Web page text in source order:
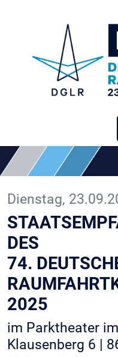
Dienstag,
DES
74.
2025
im Parktheater
Klausenberg 6 |